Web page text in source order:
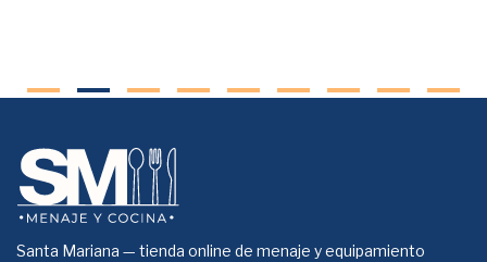
Santa Mariana — tienda online de menaje y equipamiento